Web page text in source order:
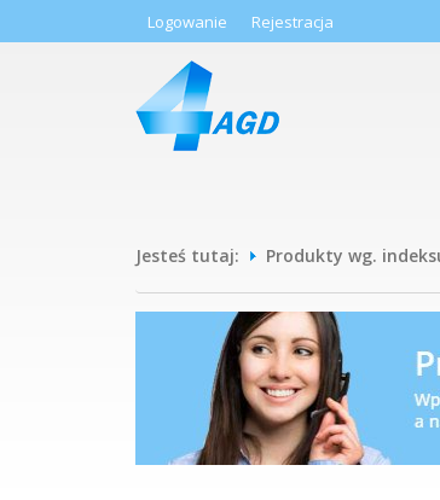
Logowanie Rejestracja
Jesteś tutaj: Produkty wg.